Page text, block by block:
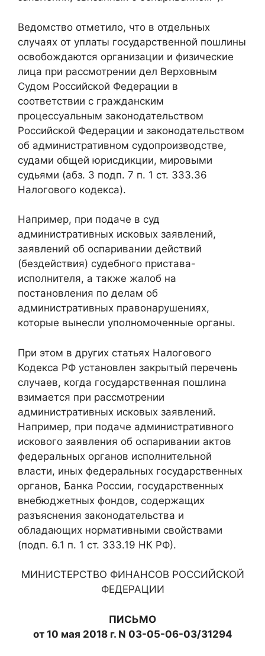
Ведомство отметило, что в отдельных
случаях от уплаты государственной пошлины
освобождаются организации и физические
лица при рассмотрении дел Верховным
Судом Российской Федерации в
соответствии с гражданским
процессуальным законодательством
Российской Федерации и законодательством
об административном судопроизводстве,
судами общей юрисдикции, мировыми
судьями (абз. 3 подп. 7 п. 1 ст. 333.36
Налогового кодекса).
Например, при подаче в суд
административных исковых заявлений,
заявлений об оспаривании действий
(бездействия) судебного пристава-
исполнителя, а также жалоб на
постановления по делам об
административных правонарушениях,
которые вынесли уполномоченные органы.
При этом в других статьях Налогового
Кодекса РФ установлен закрытый перечень
случаев, когда государственная пошлина
взимается при рассмотрении
административных исковых заявлений.
Например, при подаче административного
искового заявления об оспаривании актов
федеральных органов исполнительной
власти, иных федеральных государственных
органов, Банка России, государственных
внебюджетных фондов, содержащих
разъяснения законодательства и
обладающих нормативными свойствами
(подп. 6.1 п. 1 ст. 333.19 НК РФ).
МИНИСТЕРСТВО ФИНАНСОВ РОССИЙСКОЙ
ФЕДЕРАЦИИ
ПИСЬМО
от 10 мая 2018 г. N 03-05-06-03/31294